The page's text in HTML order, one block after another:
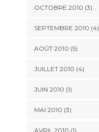
OCTOBRE 2010 (3)
SEPTEMBRE 2010 (4)
AOÛT 2010 (5)
JUILLET 2010 (4)
JUIN 2010 (1)
MAI 2010 (3)
AVRIL 2010 (1)